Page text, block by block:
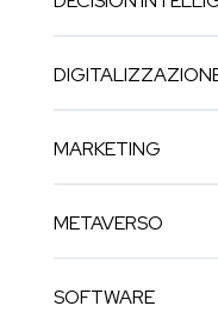
MARKETING
METAVERSO
SOFTWARE